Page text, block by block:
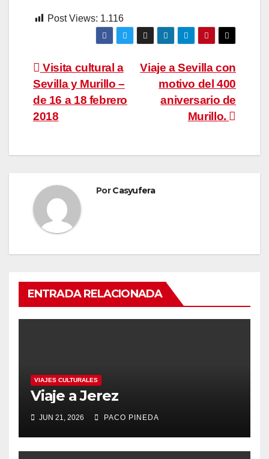
Post Views: 1.116
Navegación
de
entradas
Viaje a Sevilla con
motivo del 400
aniversario de
Murillo.
Visita cultural a
Sevilla y Murillo –
de 16 a 18 febrero
2018
PorCasyufera
ENTRADA RELACIONADA
VIAJES CULTURALES
Viaje a Jerez
JUN 21, 2026 PACO PINEDA